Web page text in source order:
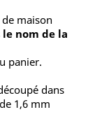
maison
le nom de la
panier.
dans
1,6 mm